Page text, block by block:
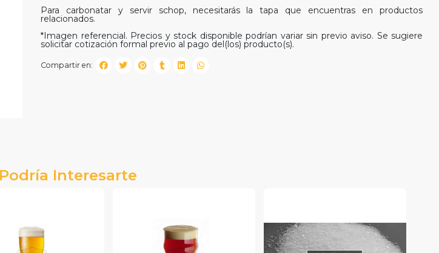
Para carbonatar y servir schop, necesitarás la tapa que encuentras en productos
relacionados.
*Imagen referencial. Precios y stock disponible podrían variar sin previo aviso. Se sugiere
solicitar cotización formal previo al pago del(los) producto(s).
Compartir en:
Interesarte